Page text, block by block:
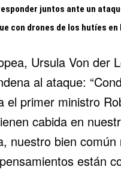
juntos ante un
con drones de los hutíes en
Ursula Von der
al ataque:
el primer ministro
cabida en
nuestro bien común
están